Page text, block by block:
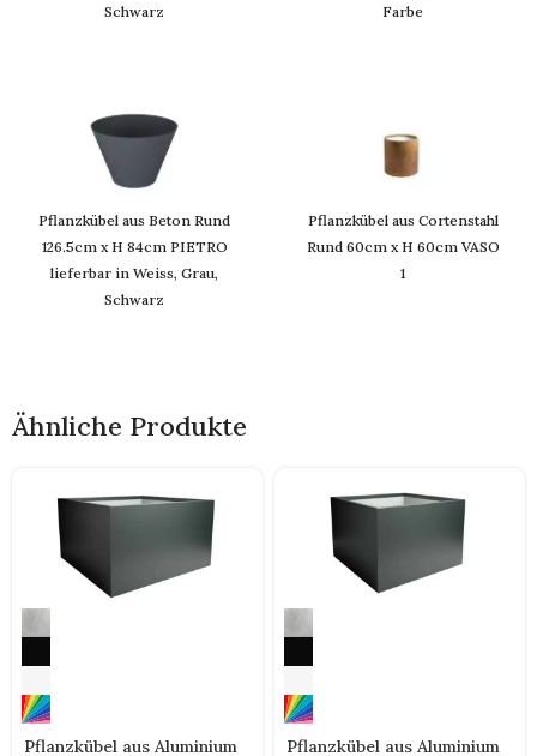
Schwarz
Farbe
Pflanzkübel aus Beton Rund
126.5cm x H 84cm PIETRO
lieferbar in Weiss, Grau,
Schwarz
Pflanzkübel aus Cortenstahl
Rund 60cm x H 60cm VASO
1
Ähnliche Produkte
Pflanzkübel aus Aluminium
Pflanzkübel aus Aluminium